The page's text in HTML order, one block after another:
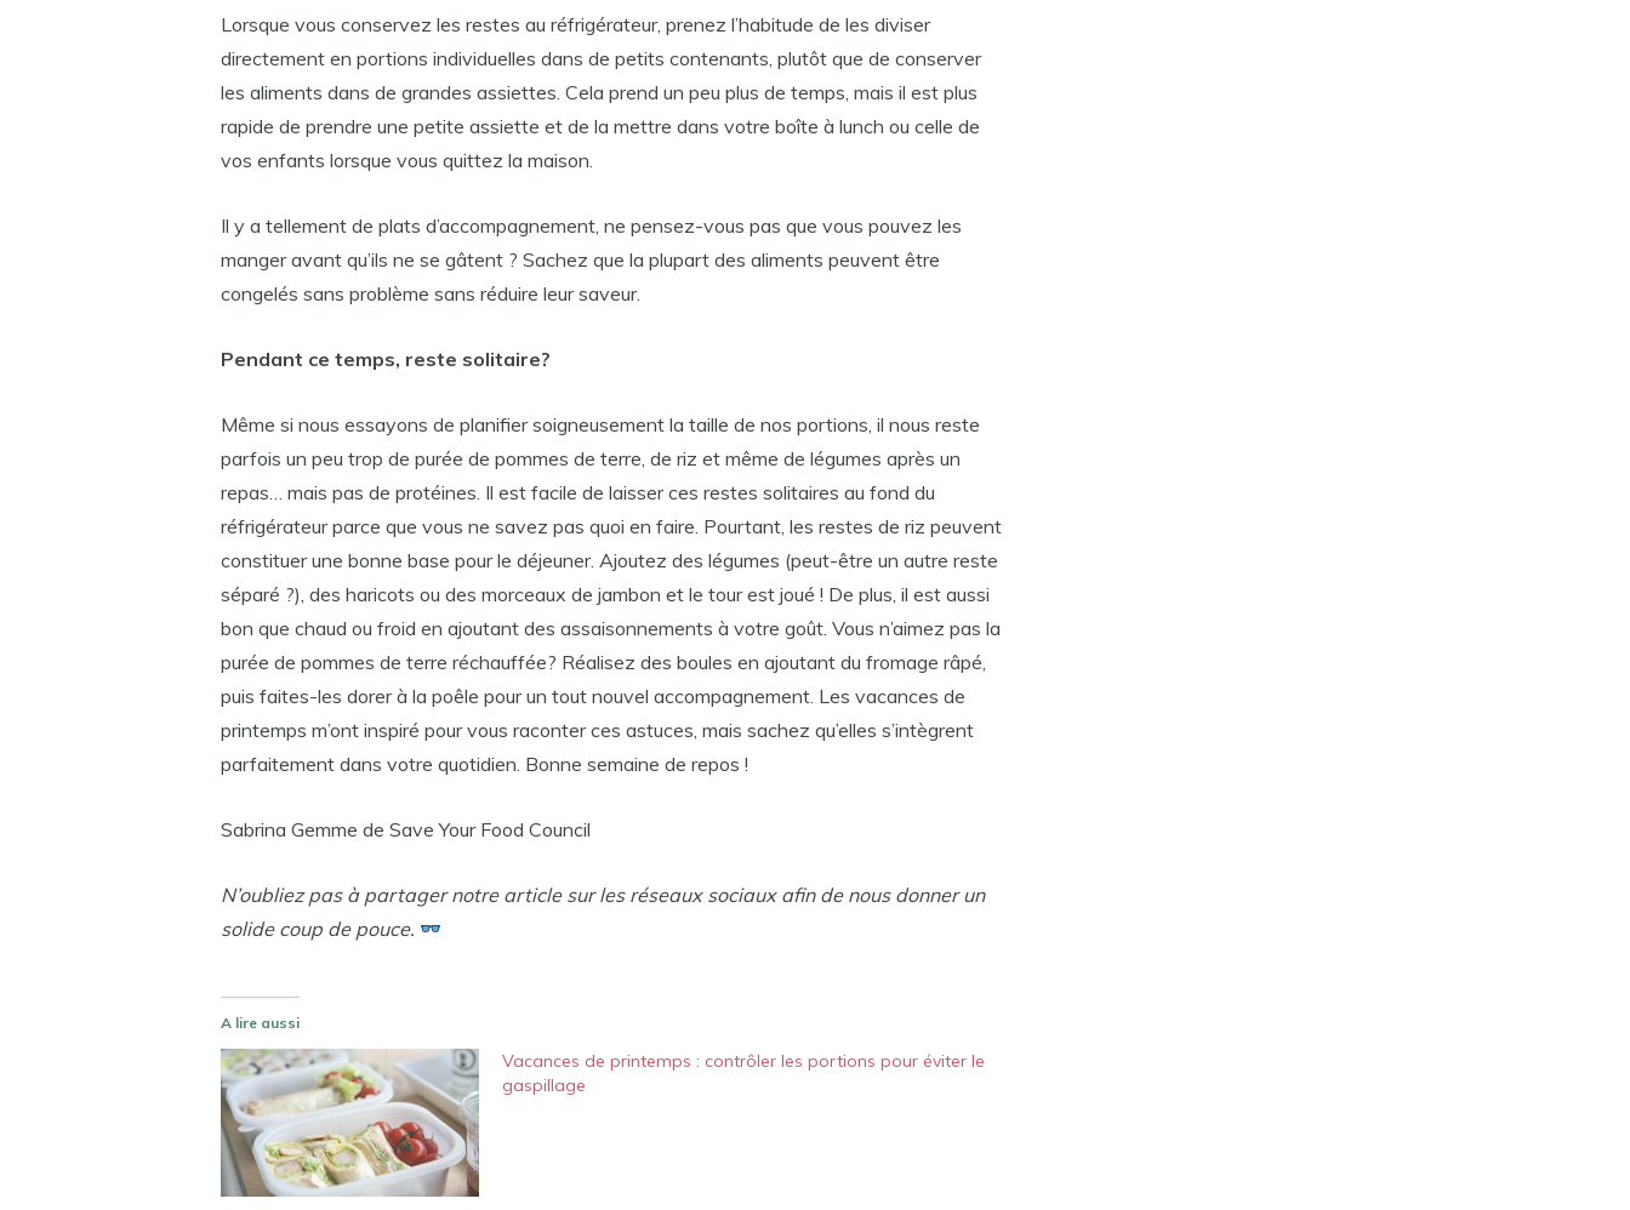
Lorsque vous conservez les restes au réfrigérateur, prenez l’habitude de les diviser
directement en portions individuelles dans de petits contenants, plutôt que de conserver
les aliments dans de grandes assiettes. Cela prend un peu plus de temps, mais il est plus
rapide de prendre une petite assiette et de la mettre dans votre boîte à lunch ou celle de
vos enfants lorsque vous quittez la maison.
Il y a tellement de plats d’accompagnement, ne pensez-vous pas que vous pouvez les
manger avant qu’ils ne se gâtent ? Sachez que la plupart des aliments peuvent être
congelés sans problème sans réduire leur saveur.
Pendant ce temps, reste solitaire?
Même si nous essayons de planifier soigneusement la taille de nos portions, il nous reste
parfois un peu trop de purée de pommes de terre, de riz et même de légumes après un
repas… mais pas de protéines. Il est facile de laisser ces restes solitaires au fond du
réfrigérateur parce que vous ne savez pas quoi en faire. Pourtant, les restes de riz peuvent
constituer une bonne base pour le déjeuner. Ajoutez des légumes (peut-être un autre reste
séparé ?), des haricots ou des morceaux de jambon et le tour est joué ! De plus, il est aussi
bon que chaud ou froid en ajoutant des assaisonnements à votre goût. Vous n’aimez pas la
purée de pommes de terre réchauffée? Réalisez des boules en ajoutant du fromage râpé,
puis faites-les dorer à la poêle pour un tout nouvel accompagnement. Les vacances de
printemps m’ont inspiré pour vous raconter ces astuces, mais sachez qu’elles s’intègrent
parfaitement dans votre quotidien. Bonne semaine de repos !
Sabrina Gemme de Save Your Food Council
N’oubliez pas à partager notre article sur les réseaux sociaux afin de nous donner un
solide coup de pouce.
A lire aussi
Vacances de printemps : contrôler les portions pour éviter le
gaspillage